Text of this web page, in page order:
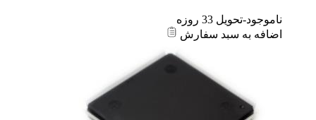
ناموجود-تحویل 33 روزه
اضافه به سبد سفارش